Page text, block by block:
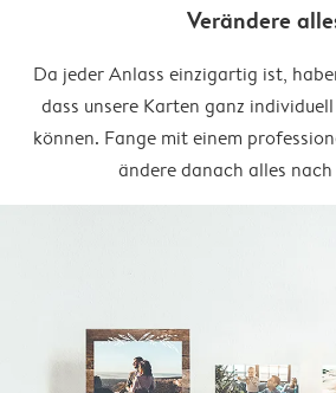
Verändere
Da jeder Anlass einzigartig ist,
dass unsere Karten ganz
können. Fange mit einem
ändere danach alles nach